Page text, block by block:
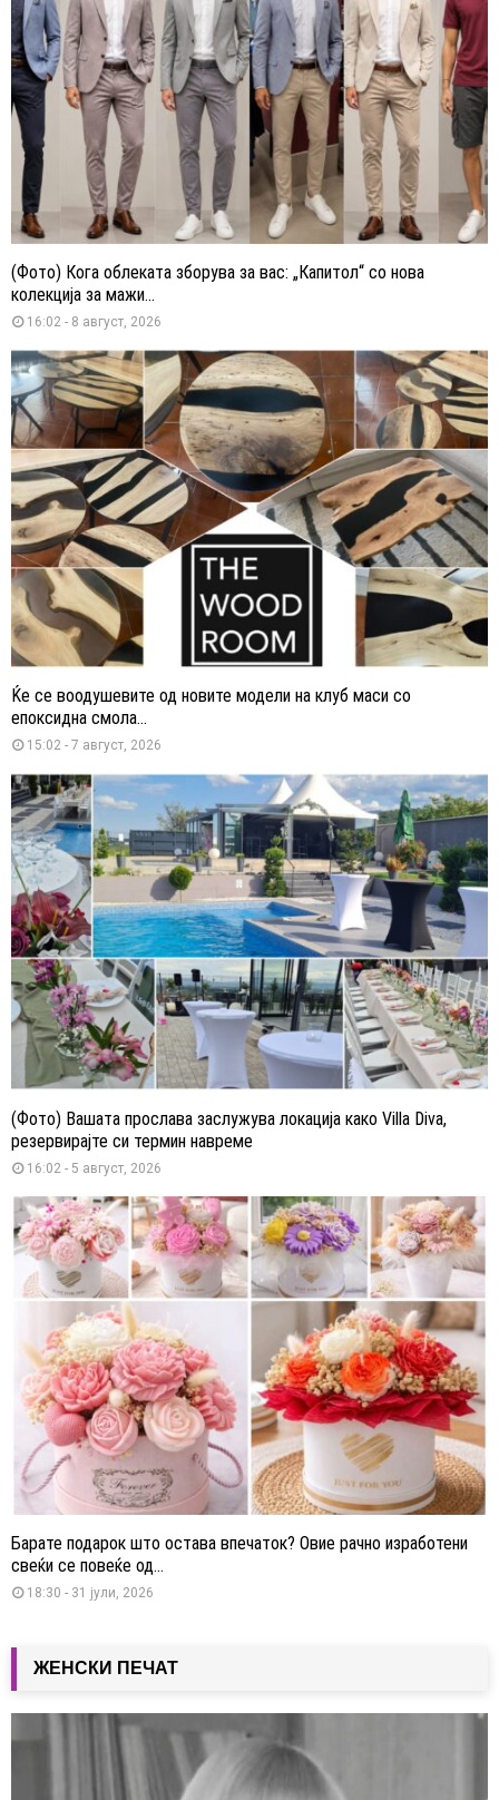
(Фото) Кога облеката зборува за вас: „Капитол“ со нова
колекција за мажи...
16:02 - 8 август, 2026
Ќе се воодушевите од новите модели на клуб маси со
епоксидна смола...
15:02 - 7 август, 2026
(Фото) Вашата прослава заслужува локација како Villa Diva,
резервирајте си термин навреме
16:02 - 5 август, 2026
Барате подарок што остава впечаток? Овие рачно изработени
свеќи се повеќе од...
18:30 - 31 јули, 2026
ЖЕНСКИ ПЕЧАТ